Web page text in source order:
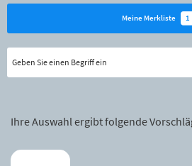
Meine Merkliste 1
Ihre Auswahl ergibt folgende